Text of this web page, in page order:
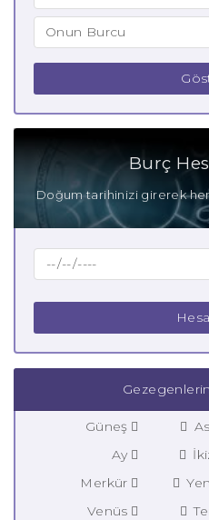
Burç
Doğum tarihinizi girerek
Güneş
Ay
Merkür
Venüs